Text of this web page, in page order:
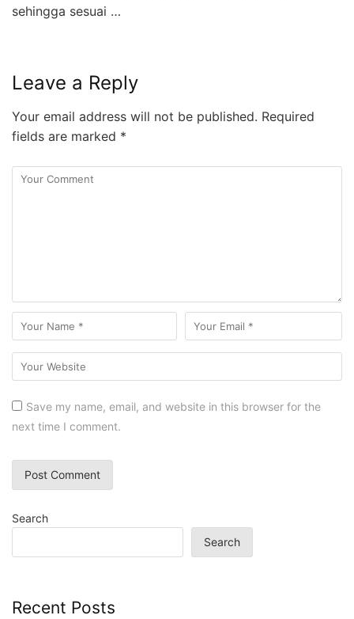
sehingga sesuai …
Leave a Reply
Your email address will not be published. Required
fields are marked *
Save my name, email, and website in this browser for the
next time I comment.
Search
Search
Recent Posts